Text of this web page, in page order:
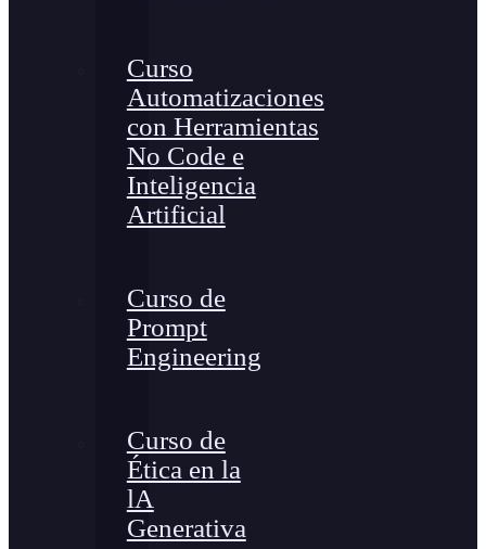
Curso
Automatizaciones
con Herramientas
No Code e
Inteligencia
Artificial
Curso de
Prompt
Engineering
Curso de
Ética en la
lA
Generativa